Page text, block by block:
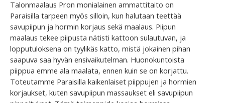
Talonmaalaus Pron monialainen ammattitaito on
Paraisilla tarpeen myös silloin, kun halutaan teettää
savupiipun ja hormin korjaus sekä maalaus. Piipun
maalaus tekee piipusta nätisti kattoon sulautuvan, ja
lopputuloksena on tyylikäs katto, mistä jokainen pihan
saapuva saa hyvän ensivaikutelman. Huonokuntoista
piippua emme ala maalata, ennen kuin se on korjattu.
Toteutamme Paraisilla kaikenlaiset piippujen ja hormien
korjaukset, kuten savupiipun massaukset eli savupiipun